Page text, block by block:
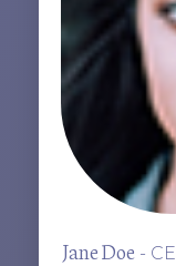
Jane Doe -